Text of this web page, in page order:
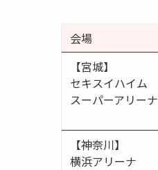
会場
【宮城】
セキスイハイム
スーパーアリーナ
【神奈川】
横浜アリーナ